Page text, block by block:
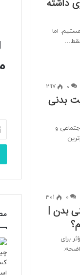
داشته
اما
0
297
بدنی
و
0
301
بدن |
برای
ر
ا
ی
خ
و
د
ر
ا